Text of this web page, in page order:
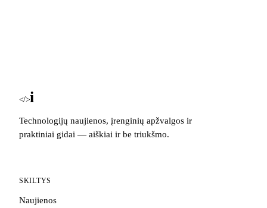
</>i
Technologijų naujienos, įrenginių apžvalgos ir
praktiniai gidai — aiškiai ir be triukšmo.
SKILTYS
Naujienos